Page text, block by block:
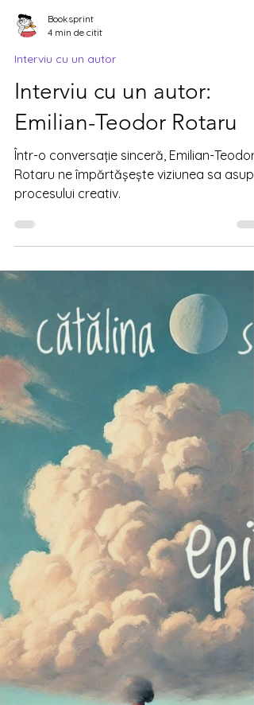
4 min de citit
Interviu cu un autor
Interviu cu un autor:
Emilian-Teodor Rotaru
Într-o conversație sinceră, Emilian-Teodor
Rotaru ne împărtășește viziunea sa
procesului creativ.